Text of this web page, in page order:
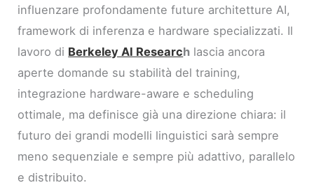
influenzare profondamente future architetture AI,
framework di inferenza e hardware specializzati. Il
lavoro di Berkeley AI Research lascia ancora
aperte domande su stabilità del training,
integrazione hardware-aware e scheduling
ottimale, ma definisce già una direzione chiara: il
futuro dei grandi modelli linguistici sarà sempre
meno sequenziale e sempre più adattivo, parallelo
e distribuito.